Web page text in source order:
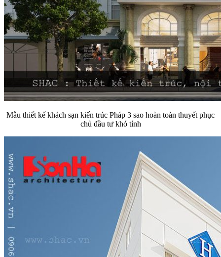
Mẫu thiết kế khách sạn kiến trúc Pháp 3 sao hoàn toàn thuyết phục
chủ đầu tư khó tính